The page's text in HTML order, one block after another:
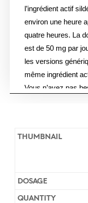
l’ingrédient actif
environ une heure
quatre heures. La
est de 50 mg par
les versions
même ingrédient
Vous n’avez pas